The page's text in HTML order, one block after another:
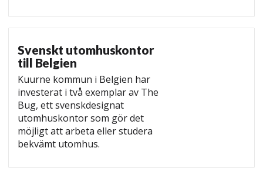
Svenskt utomhuskontor
till Belgien
Kuurne kommun i Belgien har
investerat i två exemplar av The
Bug, ett svenskdesignat
utomhuskontor som gör det
möjligt att arbeta eller studera
bekvämt utomhus.